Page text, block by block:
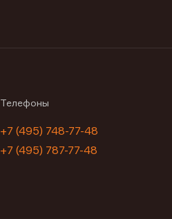
Телефоны
+7 (495) 748-77-48
+7 (495) 787-77-48